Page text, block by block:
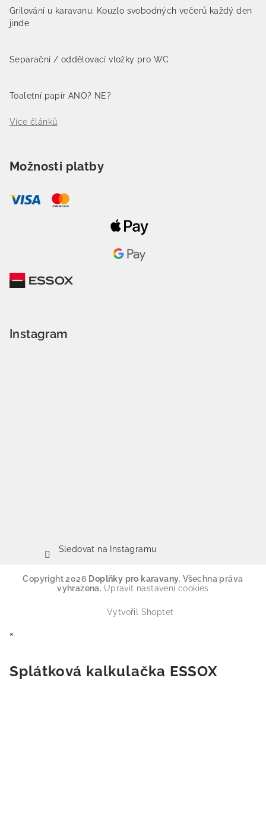
Grilování u karavanu: Kouzlo svobodných večerů každý den
jinde
Separační / oddělovací vložky pro WC
Toaletní papír ANO? NE?
Více článků
Možnosti platby
Instagram
Sledovat na Instagramu
Copyright 2026 Doplňky pro karavany. Všechna práva
vyhrazena. Upravit nastavení cookies
Vytvořil Shoptet
×
Splátková kalkulačka ESSOX